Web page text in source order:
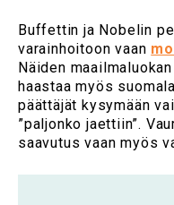
Buffettin ja Nobelin
varainhoitoon vaan
Näiden
haastaa myös
päättäjät kysymään
”paljonko jaettiin”.
saavutus vaan myös